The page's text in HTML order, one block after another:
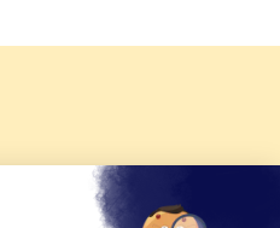
d'été 2026 de KTO